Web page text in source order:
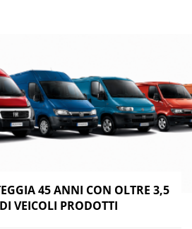
45 ANNI CON OLTRE 3,5
VEICOLI PRODOTTI